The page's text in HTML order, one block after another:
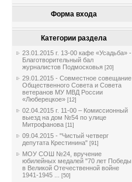
Форма входа
Категории раздела
23.01.2015 г. 13-00 кафе «Усадьба» -
Благотворительный бал
журналистов Подмосковья [20]
29.01.2015 - Совместное совещание
Общественного Совета и Совета
ветеранов МУ МВД России
«Люберецкое» [12]
02.04.2015 г. 11-00 – Комиссионный
выезд на дом №54 по улице
Митрофанова [11]
09.04.2015 - "Чистый четверг
депутата Крестинина" [91]
МОУ СОШ №24, вручение
юбилейных медалей "70 лет Победы
в Великой Отечественной войне
1941-1945 ...
[50]